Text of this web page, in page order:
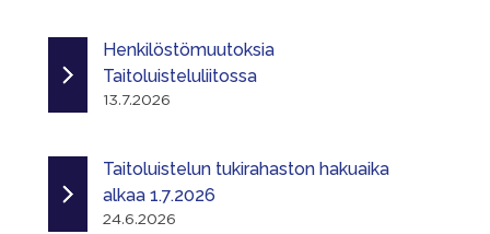
Henkilöstömuutoksia
Taitoluisteluliitossa
13.7.2026
Taitoluistelun tukirahaston hakuaika
alkaa 1.7.2026
24.6.2026